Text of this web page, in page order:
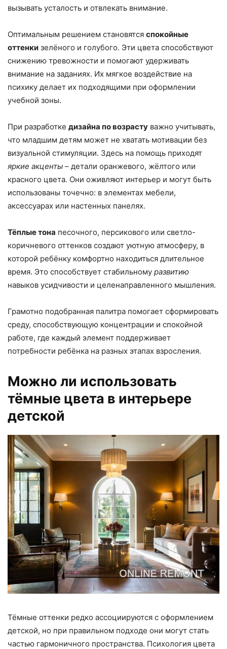
вызывать усталость и отвлекать внимание.
Оптимальным решением становятся спокойные
оттенки зелёного и голубого. Эти цвета способствуют
снижению тревожности и помогают удерживать
внимание на заданиях. Их мягкое воздействие на
психику делает их подходящими при оформлении
учебной зоны.
При разработке дизайна по возрасту важно учитывать,
что младшим детям может не хватать мотивации без
визуальной стимуляции. Здесь на помощь приходят
яркие акценты – детали оранжевого, жёлтого или
красного цвета. Они оживляют интерьер и могут быть
использованы точечно: в элементах мебели,
аксессуарах или настенных панелях.
Тёплые тона песочного, персикового или светло-
коричневого оттенков создают уютную атмосферу, в
которой ребёнку комфортно находиться длительное
время. Это способствует стабильному развитию
навыков усидчивости и целенаправленного мышления.
Грамотно подобранная палитра помогает сформировать
среду, способствующую концентрации и спокойной
работе, где каждый элемент поддерживает
потребности ребёнка на разных этапах взросления.
Можно ли использовать
тёмные цвета в интерьере
детской
Тёмные оттенки редко ассоциируются с оформлением
детской, но при правильном подходе они могут стать
частью гармоничного пространства. Психология цвета